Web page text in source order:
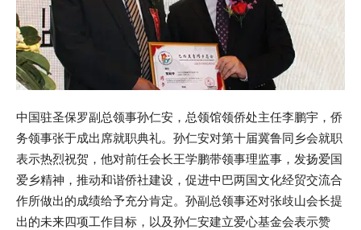
中国驻圣保罗副总领事孙仁安，总领馆领侨处主任李鹏宇，侨
务领事张于成出席就职典礼。孙仁安对第十届冀鲁同乡会就职
表示热烈祝贺，他对前任会长王学鹏带领事理监事，发扬爱国
爱乡精神，推动和谐侨社建设，促进中巴两国文化经贸交流合
作所做出的成绩给予充分肯定。孙副总领事还对张歧山会长提
出的未来四项工作目标，以及孙仁安建立爱心基金会表示赞